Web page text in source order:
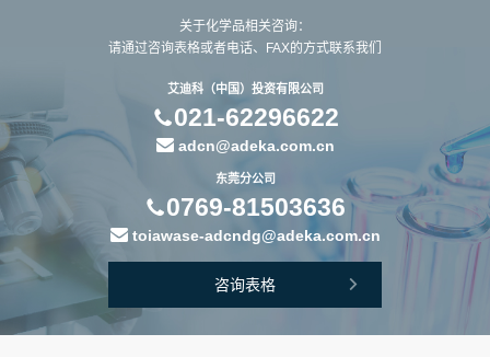
关于化学品相关咨询：
请通过咨询表格或者电话、FAX的方式联系我们
艾迪科（中国）投资有限公司
021-62296622
adcn@adeka.com.cn
东莞分公司
0769-81503636
toiawase-adcndg@adeka.com.cn
咨询表格